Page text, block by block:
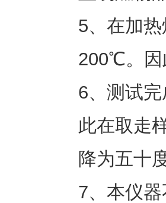
5、在加
200℃。因
6、测试
此在取走
降为五十
7、本仪